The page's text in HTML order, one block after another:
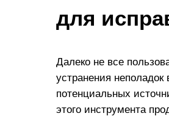
для
Далеко не все
устранения
потенциальных
этого инструмента